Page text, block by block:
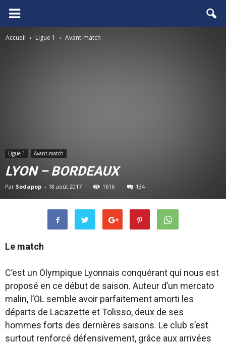
FCGB.net
Accueil Ligue 1 Avant-match
Ligue 1 Avant-match
LYON – BORDEAUX
Par Sodapop - 18 août 2017 1616 134
Le match
C’est un Olympique Lyonnais conquérant qui nous est
proposé en ce début de saison. Auteur d’un mercato
malin, l’OL semble avoir parfaitement amorti les
départs de Lacazette et Tolisso, deux de ses
hommes forts des dernières saisons. Le club s’est
surtout renforcé défensivement, grâce aux arrivées